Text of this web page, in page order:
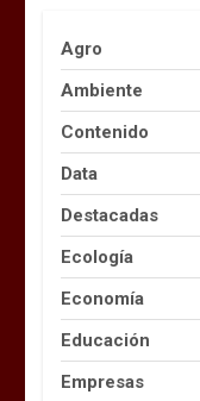
Agro
Ambiente
Contenido
Data
Destacadas
Ecología
Economía
Educación
Empresas